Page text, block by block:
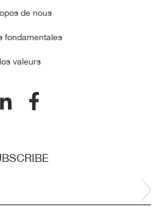
de nous
fondamentales
valeurs​